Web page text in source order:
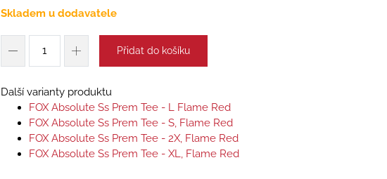
Skladem u dodavatele
Přidat do košíku
Další varianty produktu
FOX Absolute Ss Prem Tee - L Flame Red
FOX Absolute Ss Prem Tee - S, Flame Red
FOX Absolute Ss Prem Tee - 2X, Flame Red
FOX Absolute Ss Prem Tee - XL, Flame Red